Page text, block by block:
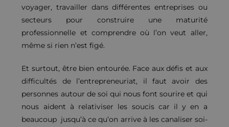
voyager, travailler dans différentes entreprises ou
secteurs pour construire une maturité
professionnelle et comprendre où l’on veut aller,
même si rien n’est figé.
Et surtout, être bien entourée. Face aux défis et aux
difficultés de l’entrepreneuriat, il faut avoir des
personnes autour de soi qui nous font sourire et qui
nous aident à relativiser les soucis car il y en a
beaucoup jusqu’à ce qu’on arrive à les canaliser soi-